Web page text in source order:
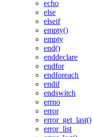
echo
else
elseif
empty()
empty
end()
enddeclare
endfor
endforeach
endif
endswitch
errno
error
error_get_last()
error_list